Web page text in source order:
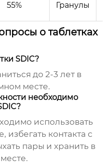
55% Гранулы
о таблетках
SDIC?
до 2-3 лет в
месте.
необходимо
использовать
контакта с
пары и хранить в